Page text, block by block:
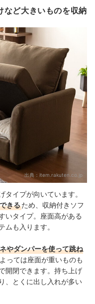
など大きいものを収納
出典： item.rakuten.co.jp
イプが向いています。
きるため、収納付きソフ
いタイプ。座面高がある
ムも入ります。
やダンパーを使って跳ね
っては座面が重いものも
開閉できます。 持ち上げ
、とくに出し入れが多い